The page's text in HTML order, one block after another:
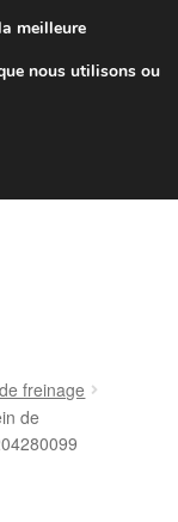
7 EUR
h à 16 h
freinage
de
meilleure
nous utilisons ou